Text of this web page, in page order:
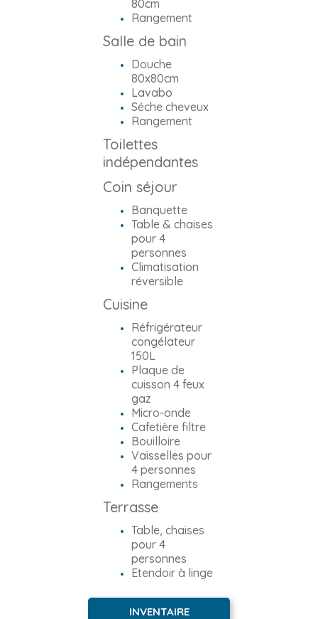
80cm
Rangement
Salle de bain
Douche
80x80cm
Lavabo
Séche cheveux
Rangement
Toilettes
indépendantes
Coin séjour
Banquette
Table & chaises
pour 4
personnes
Climatisation
réversible
Cuisine
Réfrigérateur
congélateur
150L
Plaque de
cuisson 4 feux
gaz
Micro-onde
Cafetière filtre
Bouilloire
Vaisselles pour
4 personnes
Rangements
Terrasse
Table, chaises
pour 4
personnes
Etendoir à linge
INVENTAIRE